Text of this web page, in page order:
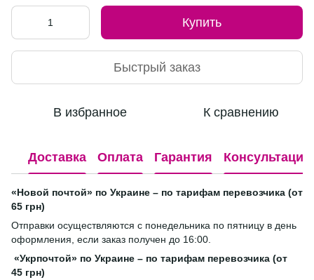
Купить
Быстрый заказ
В избранное К сравнению
Доставка Оплата Гарантия Консультация
«Новой почтой» по Украине – по тарифам перевозчика (от
65 грн)
Отправки осуществляются с понедельника по пятницу в день
оформления, если заказ получен до 16:00.
«Укрпочтой» по Украине – по тарифам перевозчика (от
45 грн)